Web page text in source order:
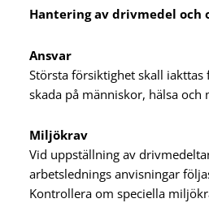
Hantering av drivmedel och
Ansvar
Största försiktighet skall iakttas
skada på människor, hälsa och
Miljökrav
Vid uppställning av
arbetslednings anvisningar
Kontrollera om speciella